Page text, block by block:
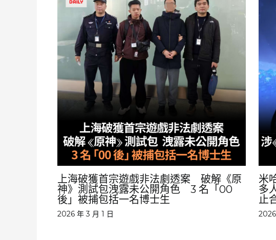
上海破獲首宗遊戲非法劇透案 破解《原
神》測試包洩露未公開角色 3 名「00
後」被捕包括一名博士生
2026 年 3 月 1 日
米
多
止